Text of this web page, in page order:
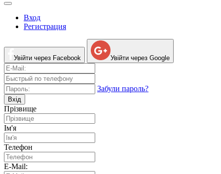
Вход
Регистрация
Увійти через Facebook Увійти через Google
Забули пароль?
Вхід
Прізвище
Ім'я
Телефон
E-Mail: